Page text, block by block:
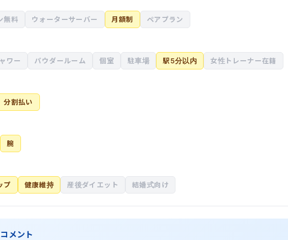
無料 ウォーターサーバー 月額制 ペアプラン
ワー パウダールーム 個室 駐車場 駅5分以内 女性トレーナー在籍
分割払い
腕
プ 健康維持 産後ダイエット 結婚式向け
メント